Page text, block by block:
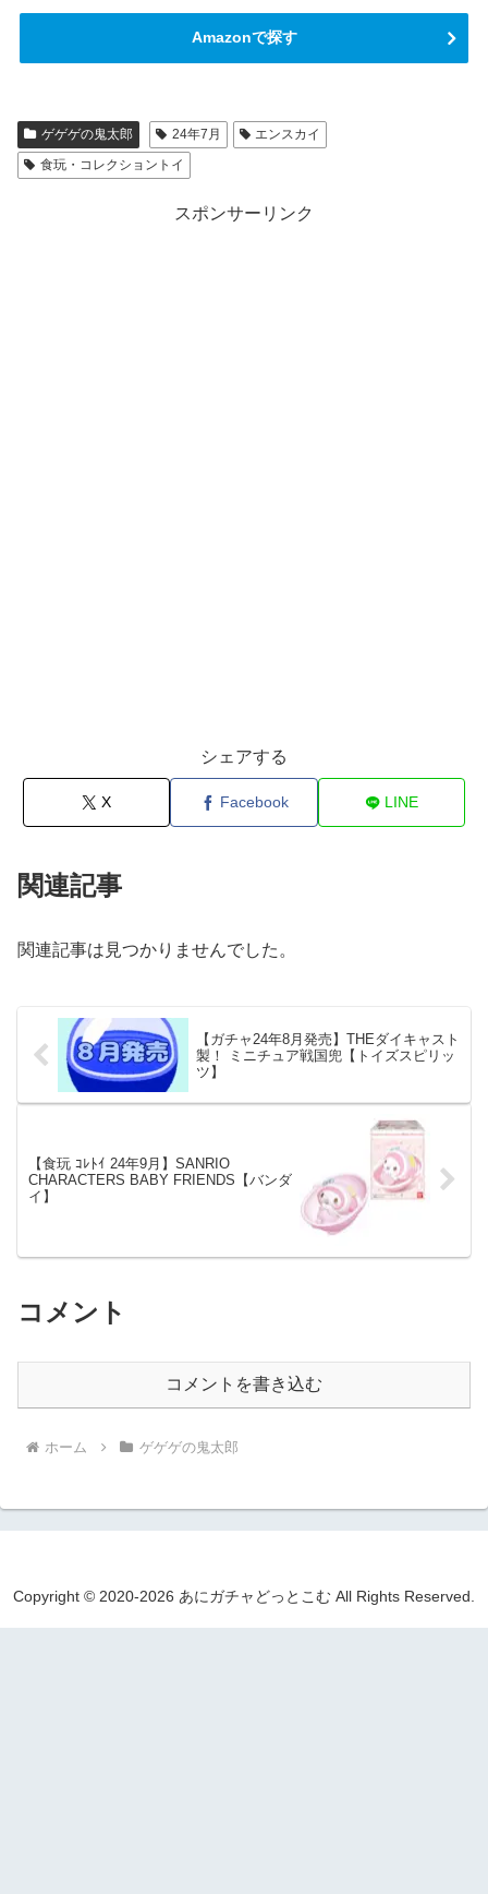
Amazonで探す
ゲゲゲの鬼太郎 24年7月
エンスカイ
食玩・コレクショントイ
スポンサーリンク
シェアする
X Facebook LINE
関連記事
関連記事は見つかりませんでした。
【ガチャ24年8月発売】THEダイキャスト
製！ ミニチュア戦国兜【トイズスピリッ
ツ】
【食玩 ｺﾚﾄｲ 24年9月】SANRIO
CHARACTERS BABY FRIENDS【バンダ
イ】
コメント
コメントを書き込む
ホーム ゲゲゲの鬼太郎
Copyright © 2020-2026 あにガチャどっとこむ All Rights Reserved.